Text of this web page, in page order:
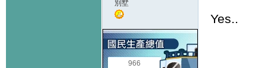
別墅
966
Yes..